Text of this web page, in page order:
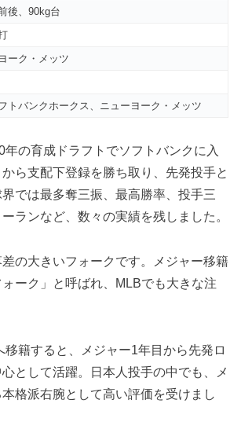
後、90kg台
ーク・メッツ
トバンクホークス、ニューヨーク・メッツ
年の育成ドラフトでソフトバンクに入
ら支配下登録を勝ち取り、先発投手と
では最多奪三振、最高勝率、投手三
ランなど、数々の実績を残しました。
の大きいフォークです。メジャー移籍
ーク」と呼ばれ、MLBでも大きな注
移籍すると、メジャー1年目から先発ロ
として活躍。日本人投手の中でも、メ
格派右腕として高い評価を受けまし